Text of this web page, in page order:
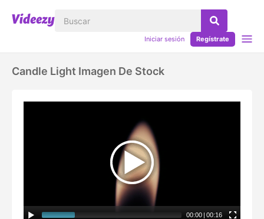
Iniciar sesión Regístrate
Candle Light Imagen De Stock
00:00 | 00:16